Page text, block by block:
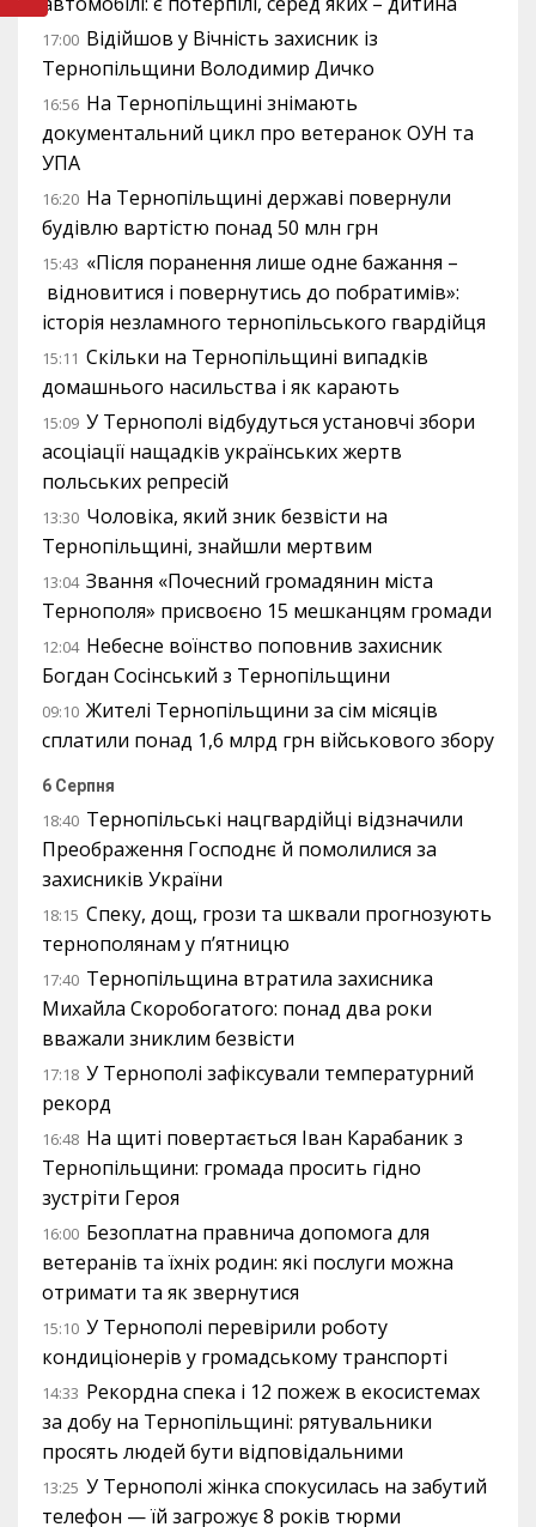
17:00 Відійшов у Вічність захисник із
Тернопільщини Володимир Дичко
16:56 На Тернопільщині знімають
документальний цикл про ветеранок ОУН та
УПА
16:20 На Тернопільщині державі повернули
будівлю вартістю понад 50 млн грн
15:43 «Після поранення лише одне бажання –
відновитися і повернутись до побратимів»:
історія незламного тернопільського гвардійця
15:11 Скільки на Тернопільщині випадків
домашнього насильства і як карають
15:09 У Тернополі відбудуться установчі збори
асоціації нащадків українських жертв
польських репресій
13:30 Чоловіка, який зник безвісти на
Тернопільщині, знайшли мертвим
13:04 Звання «Почесний громадянин міста
Тернополя» присвоєно 15 мешканцям громади
12:04 Небесне воїнство поповнив захисник
Богдан Сосінський з Тернопільщини
09:10 Жителі Тернопільщини за сім місяців
сплатили понад 1,6 млрд грн військового збору
6 Серпня
18:40 Тернопільські нацгвардійці відзначили
Преображення Господнє й помолилися за
захисників України
18:15 Спеку, дощ, грози та шквали прогнозують
тернополянам у п’ятницю
17:40 Тернопільщина втратила захисника
Михайла Скоробогатого: понад два роки
вважали зниклим безвісти
17:18 У Тернополі зафіксували температурний
рекорд
16:48 На щиті повертається Іван Карабаник з
Тернопільщини: громада просить гідно
зустріти Героя
16:00 Безоплатна правнича допомога для
ветеранів та їхніх родин: які послуги можна
отримати та як звернутися
15:10 У Тернополі перевірили роботу
кондиціонерів у громадському транспорті
14:33 Рекордна спека і 12 пожеж в екосистемах
за добу на Тернопільщині: рятувальники
просять людей бути відповідальними
13:25 У Тернополі жінка спокусилась на забутий
телефон — їй загрожує 8 років тюрми